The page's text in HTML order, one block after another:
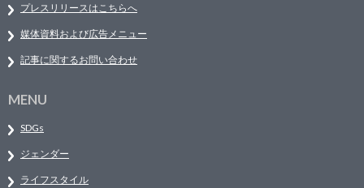
プレスリリースはこちらへ
媒体資料および広告メニュー
記事に関するお問い合わせ
MENU
SDGs
ジェンダー
ライフスタイル